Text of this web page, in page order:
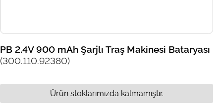
PB 2.4V 900 mAh Şarjlı Traş Makinesi Bataryası
(300.110.92380)
Ürün stoklarımızda kalmamıştır.